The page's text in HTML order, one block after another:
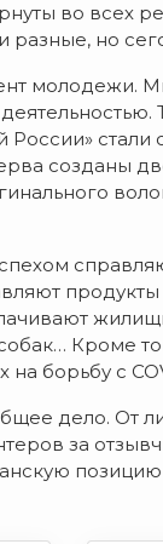
во всех
разные, но
молодежи.
созданы
Кроме
борьбу с
дело. От
за